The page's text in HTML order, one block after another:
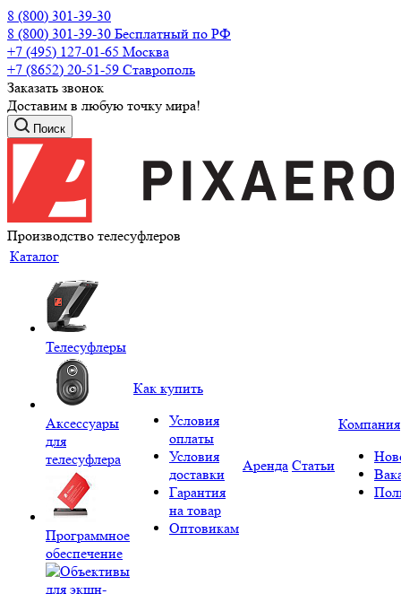
8 (800) 301-39-30
8 (800) 301-39-30 Бесплатный по РФ
+7 (495) 127-01-65 Москва
+7 (8652) 20-51-59 Ставрополь
Заказать звонок
Доставим в любую точку мира!
Поиск
Производство телесуфлеров
Каталог
Телесуфлеры
Аксессуары
для
телесуфлера
Программное
обеспечение
Как купить
Условия
оплаты
Условия
доставки
Гарантия
на товар
Оптовикам
Аренда Статьи
Компания